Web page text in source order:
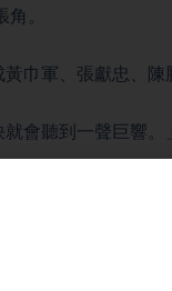
。
巾軍、張獻忠、陳
會聽到一聲巨響。」
點燃那個炸藥桶，